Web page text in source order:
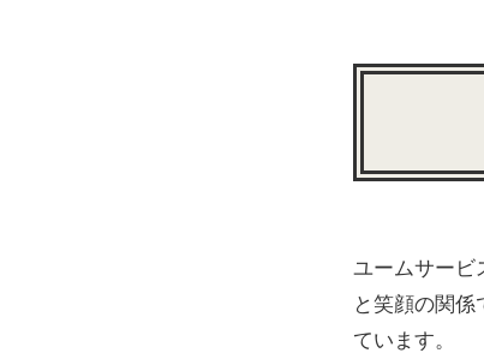
ユームサービ
と笑顔の関
ています。